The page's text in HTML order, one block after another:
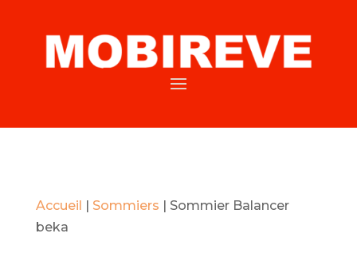
Accueil Sommiers
Sommier Balancer
beka